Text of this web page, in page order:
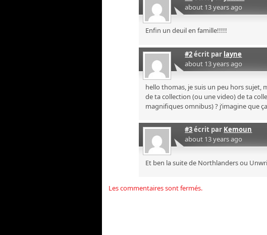
about 13 years ago
Enfin un deuil en famille!!!!!
#2écrit par layne
about 13 years ago
hello thomas, je suis un peu hors sujet,
de ta collection (ou une video) de ta
magnifiques omnibus) ? j’imagine que
#3écrit par Kemoun
about 13 years ago
Et ben la suite de Northlanders ou
Les commentaires sont fermés.